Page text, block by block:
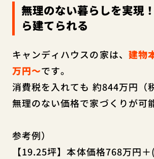
無理のない暮らしを実現
ら建てられる
キャンディハウスの家は、 建物
万円～です。
消費税を入れても 約844万円（
無理のない価格で家づくりが可
参考例）
【19.25坪】本体価格768万円